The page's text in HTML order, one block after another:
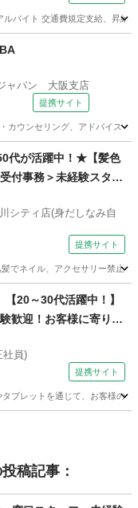
バイト 交通費規定支給、昇
ャパン 大阪支店
提携サイト
カウンセリング、アドバイス
代が活躍中！★【髪色
付事務＞未経験スター
接客採用中！
シティ店(身だしなみ自
提携サイト
でネイル、アクセサリー禁
【20～30代活躍中！】
歓迎！お客様に寄り添
集 株式会社APパート
プ
社員)
提携サイト
レットを通じて、お客様の
稿記事：